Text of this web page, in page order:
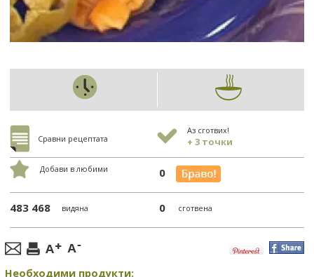
Сравни рецептата
Аз сготвих!
+ 3 точки
Добави в любими 0
483 468 видяна 0 сготвена
Необходими продукти: